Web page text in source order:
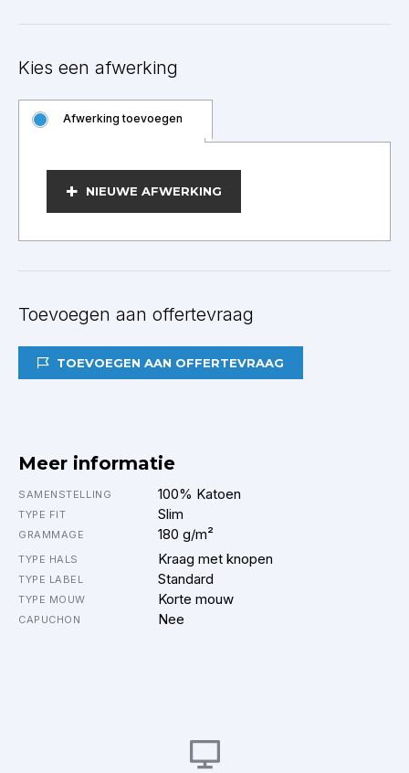
Kies een afwerking
Afwerking toevoegen
NIEUWE AFWERKING
BEWERKEN
Toevoegen aan offertevraag
TOEVOEGEN AAN OFFERTEVRAAG
Meer informatie
SAMENSTELLING 100% Katoen
TYPE FIT Slim
GRAMMAGE 180 g/m²
TYPE HALS Kraag met knopen
TYPE LABEL Standard
TYPE MOUW Korte mouw
CAPUCHON Nee